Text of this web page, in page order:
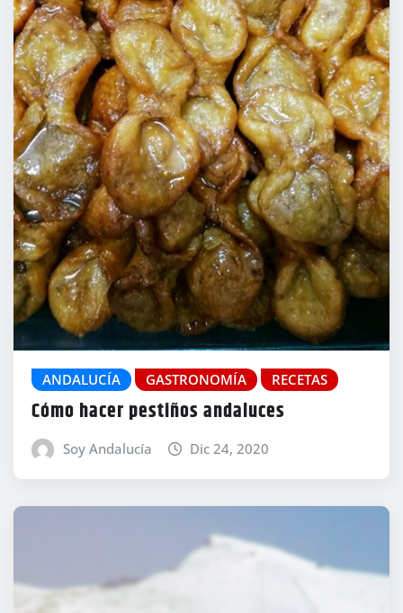
ANDALUCÍA GASTRONOMÍA RECETAS
Cómo hacer pestiños andaluces
Soy Andalucía Dic 24, 2020